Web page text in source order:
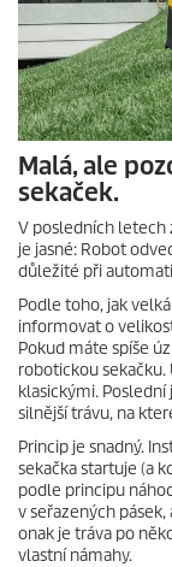
Malá, ale
sekaček.
V posledních letech
je jasné: Robot
důležité při
Podle toho, jak
informovat o
Pokud máte spíše
robotickou
klasickými.
silnější trávu, na
Princip je snadný.
sekačka startuje (a
podle principu
v seřazených
onak je tráva po
vlastní námahy.